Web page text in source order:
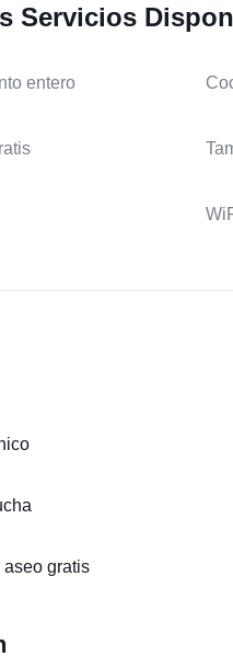
Servicios
entero
gratis